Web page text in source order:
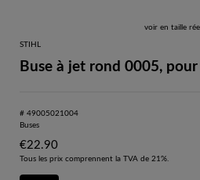
voir en taille
STIHL
Buse à jet rond 0005, pour
# 49005021004
Buses
€22.90
Tous les prix comprennent la TVA de 21%.